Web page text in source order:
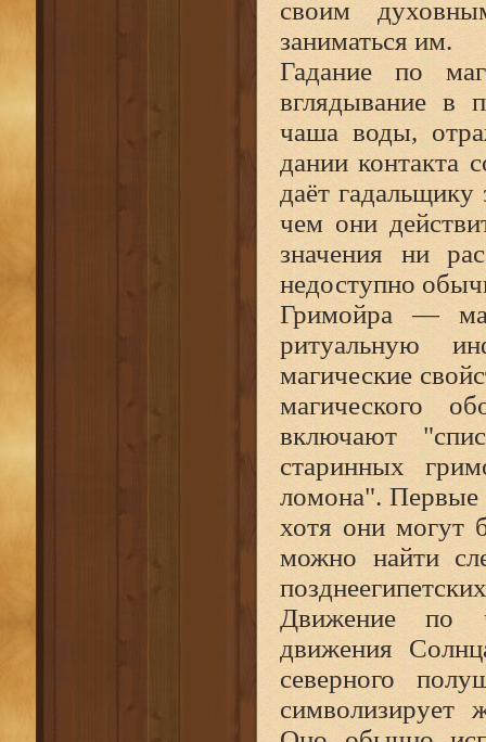
своим
заниматься им.
Гадание по
вглядывание в
чаша воды,
дании контакта
даёт
чем они
значения ни
недоступно
Гримойра —
ритуальную
магические
магического
включают
старинных
ломона". Первые
хотя они могут
можно найти
Движение по
движения
северного
символизирует